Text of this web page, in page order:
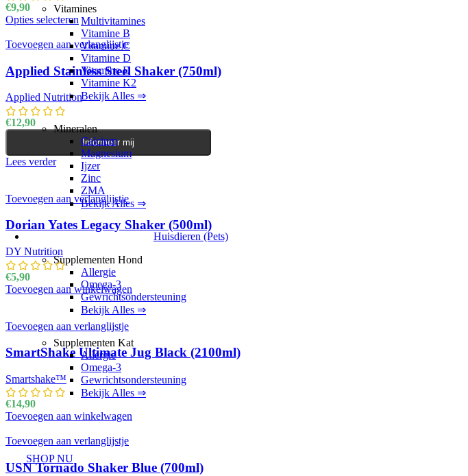
Vitamines
Multivitamines
Vitamine B
Vitamine C
Vitamine D
Vitamine E
Vitamine K2
Bekijk Alles ⇒
Mineralen
Calcium
Magnesium
Ijzer
Zinc
ZMA
Bekijk Alles ⇒
Huisdieren (Pets)
Supplementen Hond
Allergie
Omega-3
Gewrichtsondersteuning
Bekijk Alles ⇒
Supplementen Kat
Allergie
Omega-3
Gewrichtsondersteuning
Bekijk Alles ⇒
SHOP NU
€9,90
Opties selecteren Dit product heeft meerdere variaties. Deze optie kan gekozen worden op de productpagina
Toevoegen aan verlanglijstje
Applied Stainless Steel Shaker (750ml)
Applied Nutrition
€12,90
Informeer mij
Lees verder
Toevoegen aan verlanglijstje
Dorian Yates Legacy Shaker (500ml)
DY Nutrition
€5,90
Toevoegen aan winkelwagen
Toevoegen aan verlanglijstje
SmartShake Ultimate Jug Black (2100ml)
Smartshake™
€14,90
Toevoegen aan winkelwagen
Toevoegen aan verlanglijstje
USN Tornado Shaker Blue (700ml)